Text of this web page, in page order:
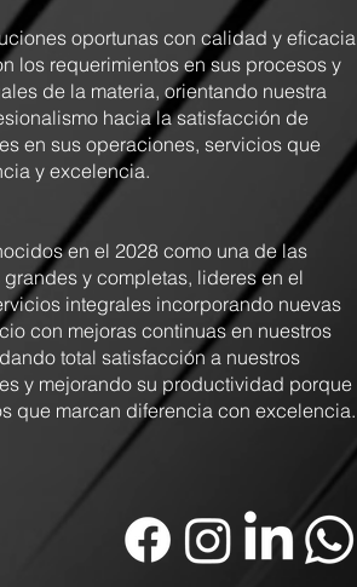
oportunas con calidad y eficacia
los requerimientos en sus procesos y
de la materia, orientando nuestra
hacia la satisfacción de
en sus operaciones, servicios que
y excelencia.
en el 2028 como una de las
y completas, lideres en el
integrales incorporando nuevas
con mejoras continuas en nuestros
total satisfacción a nuestros
y mejorando su productividad porque
que marcan diferencia con excelencia.